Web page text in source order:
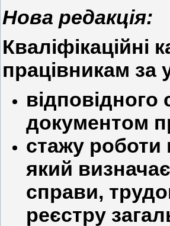
Нова редакція:
Кваліфікаційні
працівникам за
документом
стажу роботи
який
справи,
реєстру